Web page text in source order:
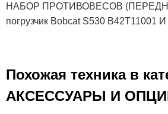
НАБОР ПРОТИВОВЕСОВ
погрузчик Bobcat S530
Похожая техника в
АКСЕСCУАРЫ И